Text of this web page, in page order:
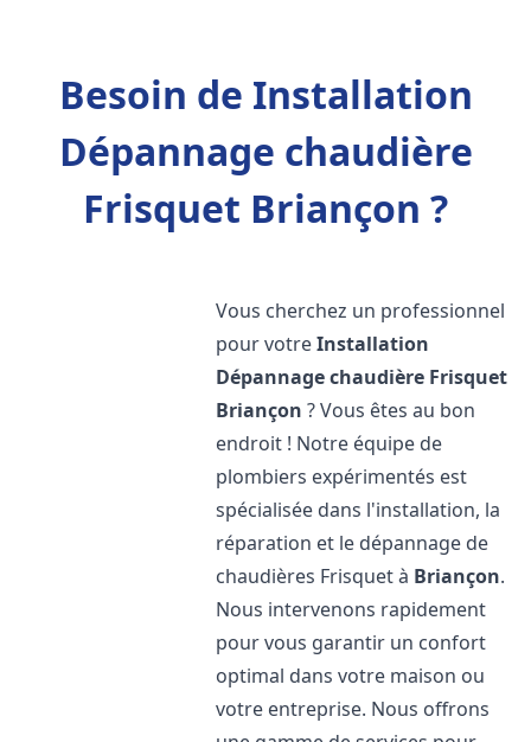
Besoin de Installation
Dépannage chaudière
Frisquet Briançon ?
Vous cherchez un professionnel
pour votreInstallation
Dépannage chaudière Frisquet
Briançon ? Vous êtes au bon
endroit ! Notre équipe de
plombiers expérimentés est
spécialisée dans l'installation, la
réparation et le dépannage de
chaudières Frisquet à Briançon.
Nous intervenons rapidement
pour vous garantir un confort
optimal dans votre maison ou
votre entreprise. Nous offrons